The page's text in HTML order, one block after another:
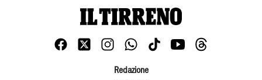
Redazione